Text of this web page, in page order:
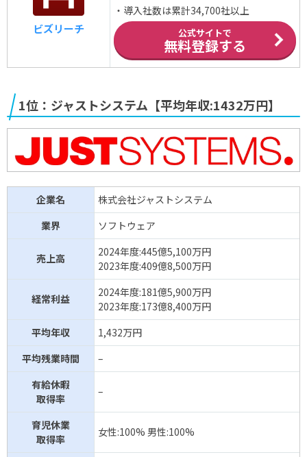
INTLOOP
584万円(↑) 情報処理サービス(SI)
ホールディングス
581万円(↑) 情報処理サービス(SI)
フォーバル 576万円(↑) その他
アイエックス
ナレッジ
575万円(↓ 情報処理サービス(SI)
ストリーム 574万円(↑)
ジェイフロンティア 573万円(
WEB業界
アイ・エス・ビー
572万円(↓) 情報処理サービス(SI)
ビジョン 571万円(↑)
ソフトウェア
サービス
569万円(
565万円(↑)
エフティグループ
メディカルシステム
ネットワーク
ビズリーチ
・導入社数は累計34,700社以上
公式サイトで
無料登録する
1位：ジャストシステム【平均年収:1432万円】
企業名
株式会社ジャストシステム
業界
ソフトウェア
売上高
2024年度:445億5,100万円
2023年度:409億8,500万円
経常利益
2024年度:181億5,900万円
2023年度:173億8,400万円
平均年収
1,432万円
平均残業時間
–
有給休暇
取得率
–
育児休業
取得率
女性:100% 男性:100%